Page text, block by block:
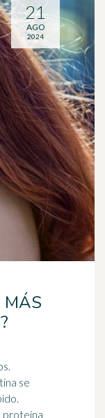
MÁS
se
proteína
21
AGO
2024